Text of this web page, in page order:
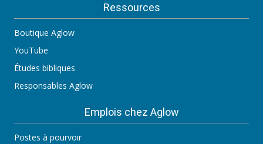
Ressources
Boutique Aglow
YouTube
Études bibliques
Responsables Aglow
Emplois chez Aglow
Postes à pourvoir